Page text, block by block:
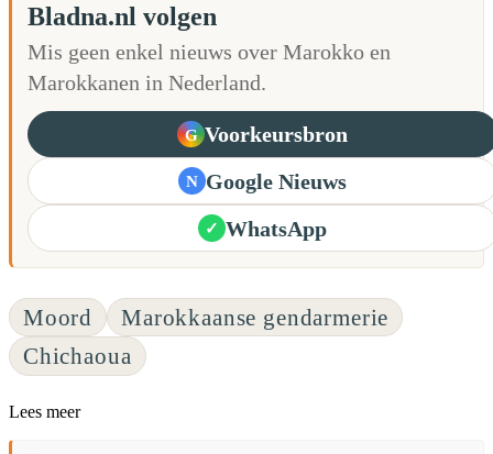
Bladna.nl volgen
Mis geen enkel nieuws over Marokko en
Marokkanen in Nederland.
G Voorkeursbron
N Google Nieuws
✓ WhatsApp
Moord
Marokkaanse gendarmerie
Chichaoua
Lees meer